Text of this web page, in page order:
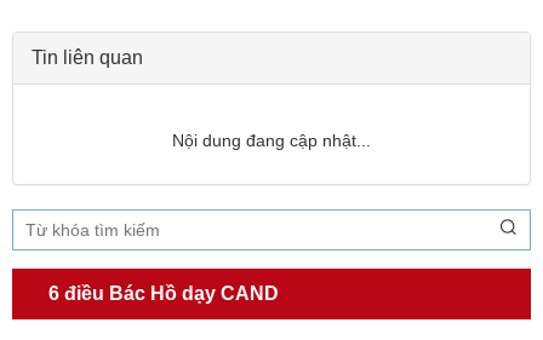
Tin liên quan
Nội dung đang cập nhật...
6 điều Bác Hồ dạy CAND
Đối với tự mình, phải
CẦN, KIỆM, LIÊM, CHÍNH
Đối với đồng sự, phải